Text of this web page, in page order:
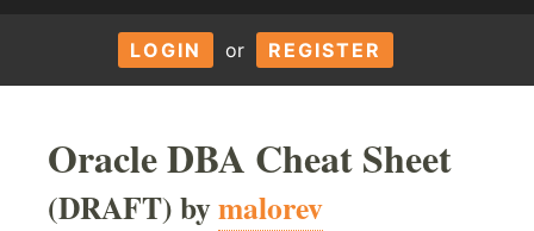
LOGIN or REGISTER
Oracle DBA Cheat Sheet
(DRAFT) bymalorev